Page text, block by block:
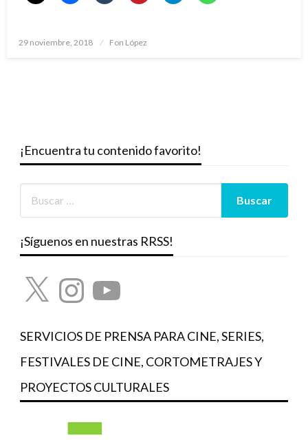
Publicado
29 noviembre, 2018 Fon López
¡Encuentra tu contenido favorito!
¡Síguenos en nuestras RRSS!
X InstagramYouTube
SERVICIOS DE PRENSA PARA CINE, SERIES,
FESTIVALES DE CINE, CORTOMETRAJES Y
PROYECTOS CULTURALES